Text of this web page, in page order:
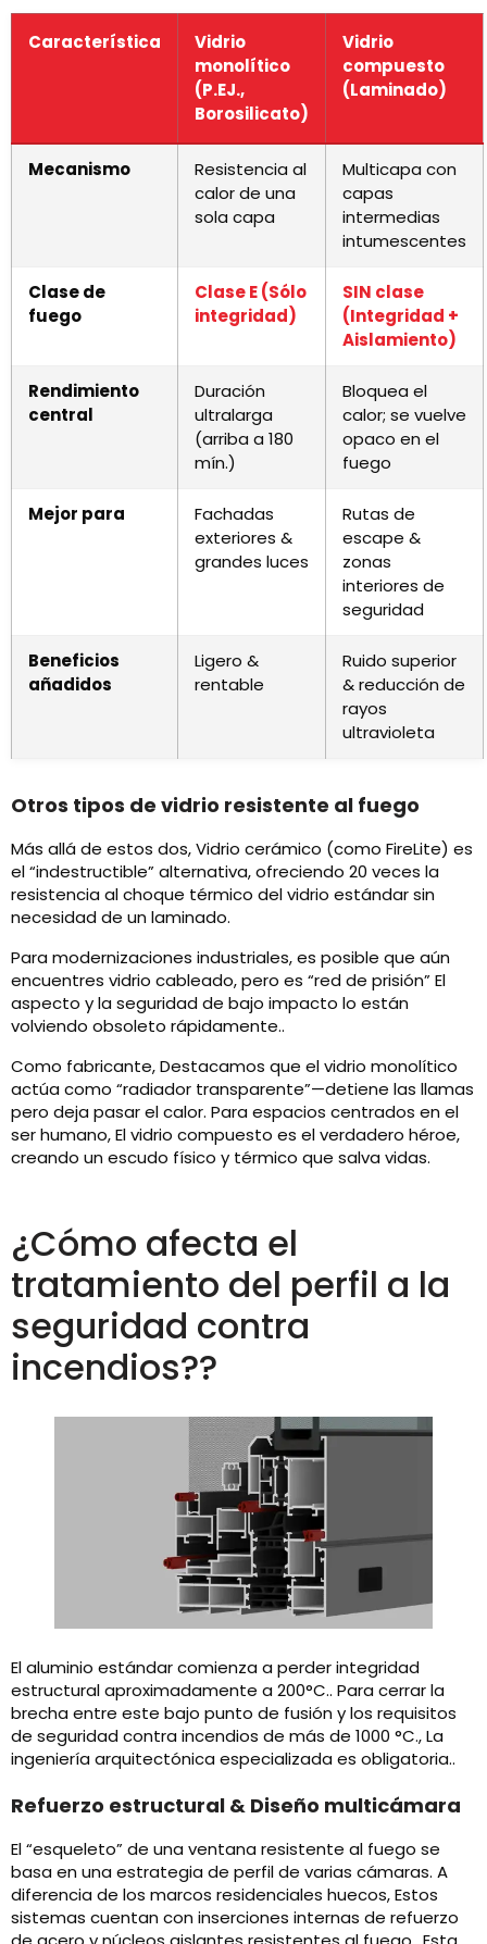
Característica
Vidrio
monolítico
(P.EJ.,
Borosilicato)
Vidrio
compuesto
(Laminado)
Mecanismo
Resistencia al
calor de una
sola capa
Multicapa con
capas
intermedias
intumescentes
Clase de
fuego
Clase E (Sólo
integridad)
SIN clase
(Integridad +
Aislamiento)
Rendimiento
central
Duración
ultralarga
(arriba a 180
mín.)
Bloquea el
calor; se vuelve
opaco en el
fuego
Mejor para
Fachadas
exteriores &
grandes luces
Rutas de
escape &
zonas
interiores de
seguridad
Beneficios
añadidos
Ligero &
rentable
Ruido superior
& reducción de
rayos
ultravioleta
Otros tipos de vidrio resistente al fuego
Más allá de estos dos, Vidrio cerámico (como FireLite) es
el “indestructible” alternativa, ofreciendo 20 veces la
resistencia al choque térmico del vidrio estándar sin
necesidad de un laminado.
Para modernizaciones industriales, es posible que aún
encuentres vidrio cableado, pero es “red de prisión” El
aspecto y la seguridad de bajo impacto lo están
volviendo obsoleto rápidamente..
Como fabricante, Destacamos que el vidrio monolítico
actúa como “radiador transparente”—detiene las llamas
pero deja pasar el calor. Para espacios centrados en el
ser humano, El vidrio compuesto es el verdadero héroe,
creando un escudo físico y térmico que salva vidas.
¿Cómo afecta el
tratamiento del perfil a la
seguridad contra
incendios??
El aluminio estándar comienza a perder integridad
estructural aproximadamente a 200°C.. Para cerrar la
brecha entre este bajo punto de fusión y los requisitos
de seguridad contra incendios de más de 1000 °C., La
ingeniería arquitectónica especializada es obligatoria..
Refuerzo estructural & Diseño multicámara
El “esqueleto” de una ventana resistente al fuego se
basa en una estrategia de perfil de varias cámaras. A
diferencia de los marcos residenciales huecos, Estos
sistemas cuentan con inserciones internas de refuerzo